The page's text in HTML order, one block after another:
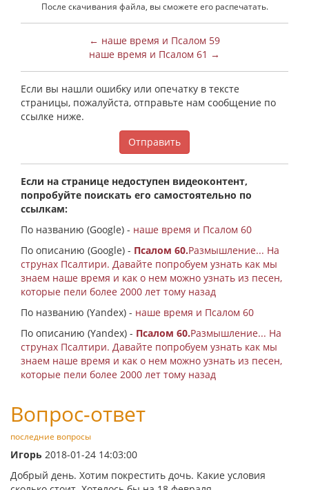
После скачивания файла, вы сможете его распечатать.
← наше время и Псалом 59
наше время и Псалом 61 →
Если вы нашли ошибку или опечатку в тексте
страницы, пожалуйста, отправьте нам сообщение по
ссылке ниже.
Отправить
Если на странице недоступен видеоконтент,
попробуйте поискать его самостоятельно по
ссылкам:
По названию (Google) - наше время и Псалом 60
По описанию (Google) - Псалом 60.Размышление... На
струнах Псалтири. Давайте попробуем узнать как мы
знаем наше время и как о нем можно узнать из песен,
которые пели более 2000 лет тому назад
По названию (Yandex) - наше время и Псалом 60
По описанию (Yandex) - Псалом 60.Размышление... На
струнах Псалтири. Давайте попробуем узнать как мы
знаем наше время и как о нем можно узнать из песен,
которые пели более 2000 лет тому назад
Вопрос-ответ
последние вопросы
Игорь 2018-01-24 14:03:00
Добрый день. Хотим покрестить дочь. Какие условия